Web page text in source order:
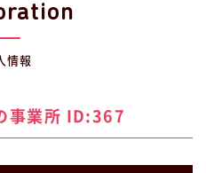
情報
事業所 ID:367